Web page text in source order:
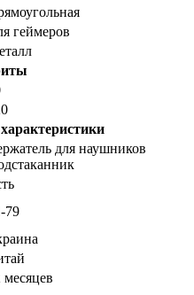
геймеров
для наушников
79
месяцев